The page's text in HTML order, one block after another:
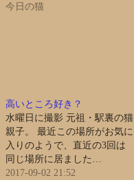
今日の猫
高いところ好き？
水曜日に撮影 元祖・駅裏の猫
親子。 最近この場所がお気に
入りのようで、直近の3回は
同じ場所に居ました…
2017-09-02 21:52